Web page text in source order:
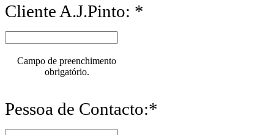
Cliente A.J.Pinto: *
Campo de preenchimento
obrigatório.
Pessoa de Contacto:*